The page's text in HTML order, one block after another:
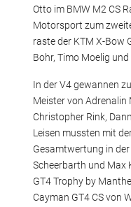
Otto im BMW M2 CS
Motorsport zum
raste der KTM X-Bow
Bohr, Timo Moelig
In der V4 gewannen
Meister von
Christopher Rink,
Leisen mussten mit
Gesamtwertung in der
Scheerbarth und Max
GT4 Trophy by
Cayman GT4 CS von